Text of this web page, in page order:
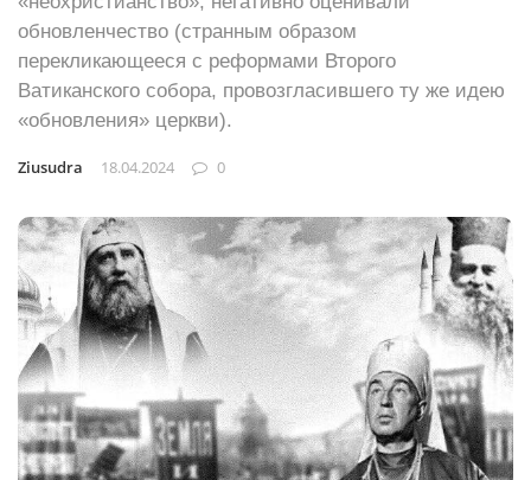
обновленчество (странным образом
перекликающееся с реформами Второго
Ватиканского собора, провозгласившего ту же идею
«обновления» церкви).
Ziusudra 18.04.2024 0